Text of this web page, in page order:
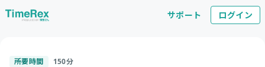
サポート ログイン
所要時間 150分